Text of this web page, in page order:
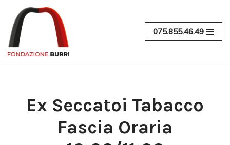
Vai
al
contenuto
075.855.46.49
Ex Seccatoi Tabacco
Fascia Oraria